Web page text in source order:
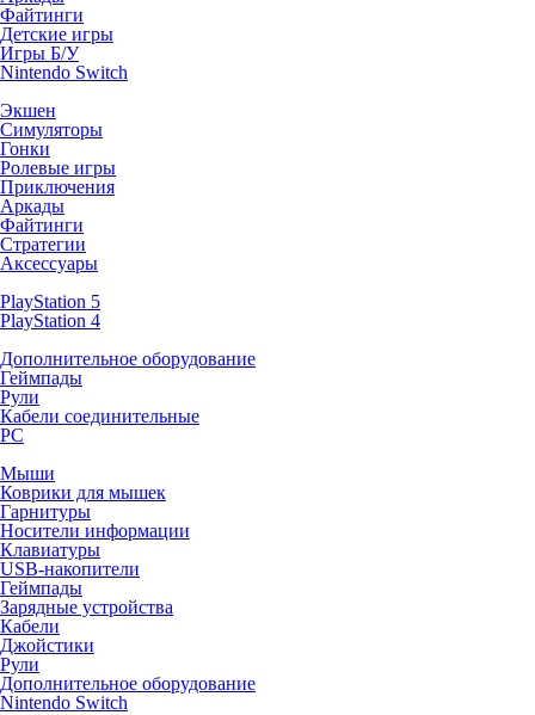
Файтинги
Детские игры
Игры Б/У
Nintendo Switch
Экшен
Симуляторы
Гонки
Ролевые игры
Приключения
Аркады
Файтинги
Стратегии
Аксессуары
PlayStation 5
PlayStation 4
Дополнительное оборудование
Геймпады
Рули
Кабели соединительные
PC
Мыши
Коврики для мышек
Гарнитуры
Носители информации
Клавиатуры
USB-накопители
Геймпады
Зарядные устройства
Кабели
Джойстики
Рули
Дополнительное оборудование
Nintendo Switch